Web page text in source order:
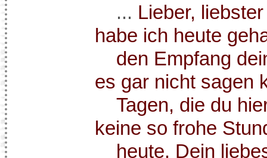
... Lieber,
habe ich heute
den Empfang
es gar nicht sagen
Tagen, die du
keine so frohe
heute. Dein